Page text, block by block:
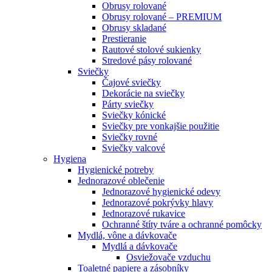
Obrusy rolované
Obrusy rolované – PREMIUM
Obrusy skladané
Prestieranie
Rautové stolové sukienky
Stredové pásy rolované
Sviečky
Čajové sviečky
Dekorácie na sviečky
Párty sviečky
Sviečky kónické
Sviečky pre vonkajšie použitie
Sviečky rovné
Sviečky valcové
Hygiena
Hygienické potreby
Jednorazové oblečenie
Jednorazové hygienické odevy
Jednorazové pokrývky hlavy
Jednorazové rukavice
Ochranné štíty tváre a ochranné pomôcky
Mydlá, vône a dávkovače
Mydlá a dávkovače
Osviežovače vzduchu
Toaletné papiere a zásobníky